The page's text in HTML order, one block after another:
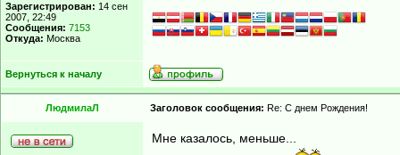
Зарегистрирован: 14 сен
2007, 22:49
Сообщения: 7153
Откуда: Москва
Вернуться к началу
ЛюдмилаЛ Заголовок сообщения: Re: С днем Рождения!
Мне казалось, меньше...